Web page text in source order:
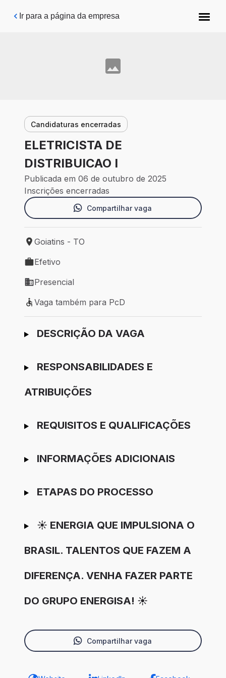
Pular para o conteúdo principal
Ir para a página da empresa
Candidaturas encerradas
ELETRICISTA DE
DISTRIBUICAO I
Publicada em 06 de outubro de 2025
Inscrições encerradas
Compartilhar vaga
Local de trabalho: Goiatins - TO
Goiatins - TO
Tipo de vaga: Efetivo
Efetivo
Modelo de trabalho: Presencial
Presencial
Vaga também para PcD
Vaga também para PcD
Ir para candidatura
DESCRIÇÃO DA VAGA
RESPONSABILIDADES E
ATRIBUIÇÕES
REQUISITOS E QUALIFICAÇÕES
INFORMAÇÕES ADICIONAIS
ETAPAS DO PROCESSO
☀️ ENERGIA QUE IMPULSIONA O
BRASIL. TALENTOS QUE FAZEM A
DIFERENÇA. VENHA FAZER PARTE
DO GRUPO ENERGISA! ☀️
Compartilhar vaga